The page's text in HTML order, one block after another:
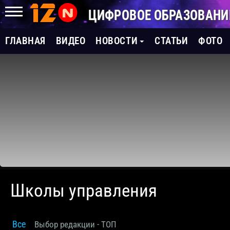
ЦИФРОВОЕ
ГЛАВНАЯ ВИДЕО НОВОСТИ СТАТЬИ ФОТО
Школы управления
Все Выбор редакции - ТОП